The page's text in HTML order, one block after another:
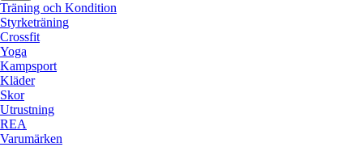
Träning och Kondition
Styrketräning
Crossfit
Yoga
Kampsport
Kläder
Skor
Utrustning
REA
Varumärken